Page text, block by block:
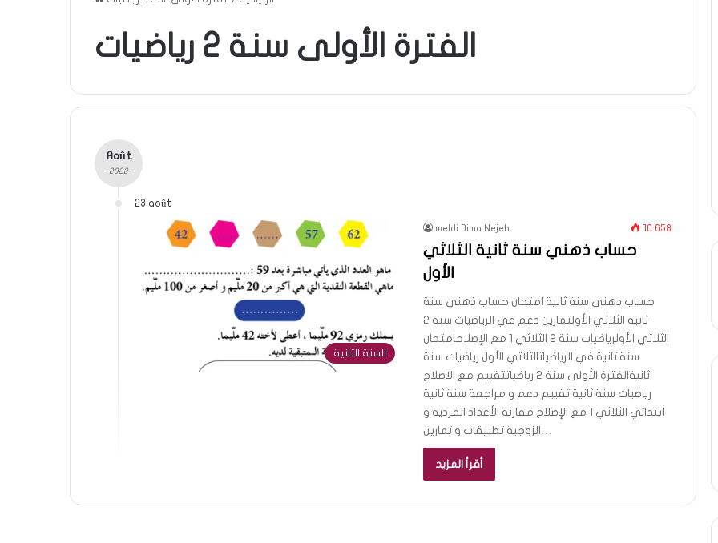
الفترة الأولى سنة 2 رياضيات
Août
- 2022 -
23 août
السنة الثانية
weldi Dima Nejeh 10 658
حساب ذهني سنة ثانية الثلاثي
الأول
حساب ذهني سنة ثانية امتحان حساب ذهني سنة
ثانية الثلاثي الأولتمارين دعم في الرياضيات سنة 2
الثلاثي الأولرياضيات سنة 2 الثلاثي 1 مع الإصلاحامتحان
سنة ثانية في الرياضياتالثلاثي الأول رياضيات سنة
ثانيةالفترة الأولى سنة 2 رياضياتتقييم مع الاصلاح
رياضيات سنة ثانية تقييم دعم و مراجعة سنة ثانية
ابتدائي الثلاثي 1 مع الإصلاح مقارنة الأعداد الفردية و
الزوجية تطبيقات و تمارين…
أقرأ المزيد